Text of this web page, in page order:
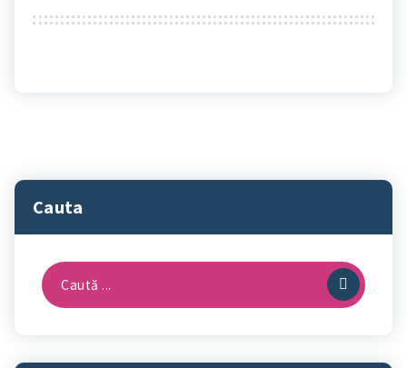
Cauta
Caută
după: